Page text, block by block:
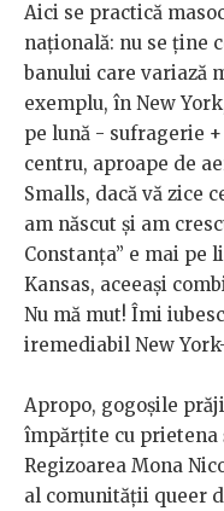
Aici se practică
națională: nu se ține
banului care variază
exemplu, în New
pe lună - sufragerie
centru, aproape de
Smalls, dacă vă zice
am născut și am
Constanța” e mai pe
Kansas, aceeași
Nu mă mut! Îmi
iremediabil New
Apropo, gogoșile
împărțite cu prietena
Regizoarea Mona
al comunității queer